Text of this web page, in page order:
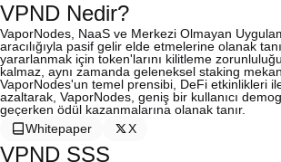
VPND Nedir?
VaporNodes, NaaS ve Merkezi Olmayan
aracılığıyla pasif gelir elde etmelerine olanak
yararlanmak için token'larını kilitleme
kalmaz, aynı zamanda geleneksel staking
VaporNodes'un temel prensibi, DeFi etkinlikleri
azaltarak, VaporNodes, geniş bir kullanıcı
geçerken ödül kazanmalarına olanak tanır.
Whitepaper
X
VPND SSS